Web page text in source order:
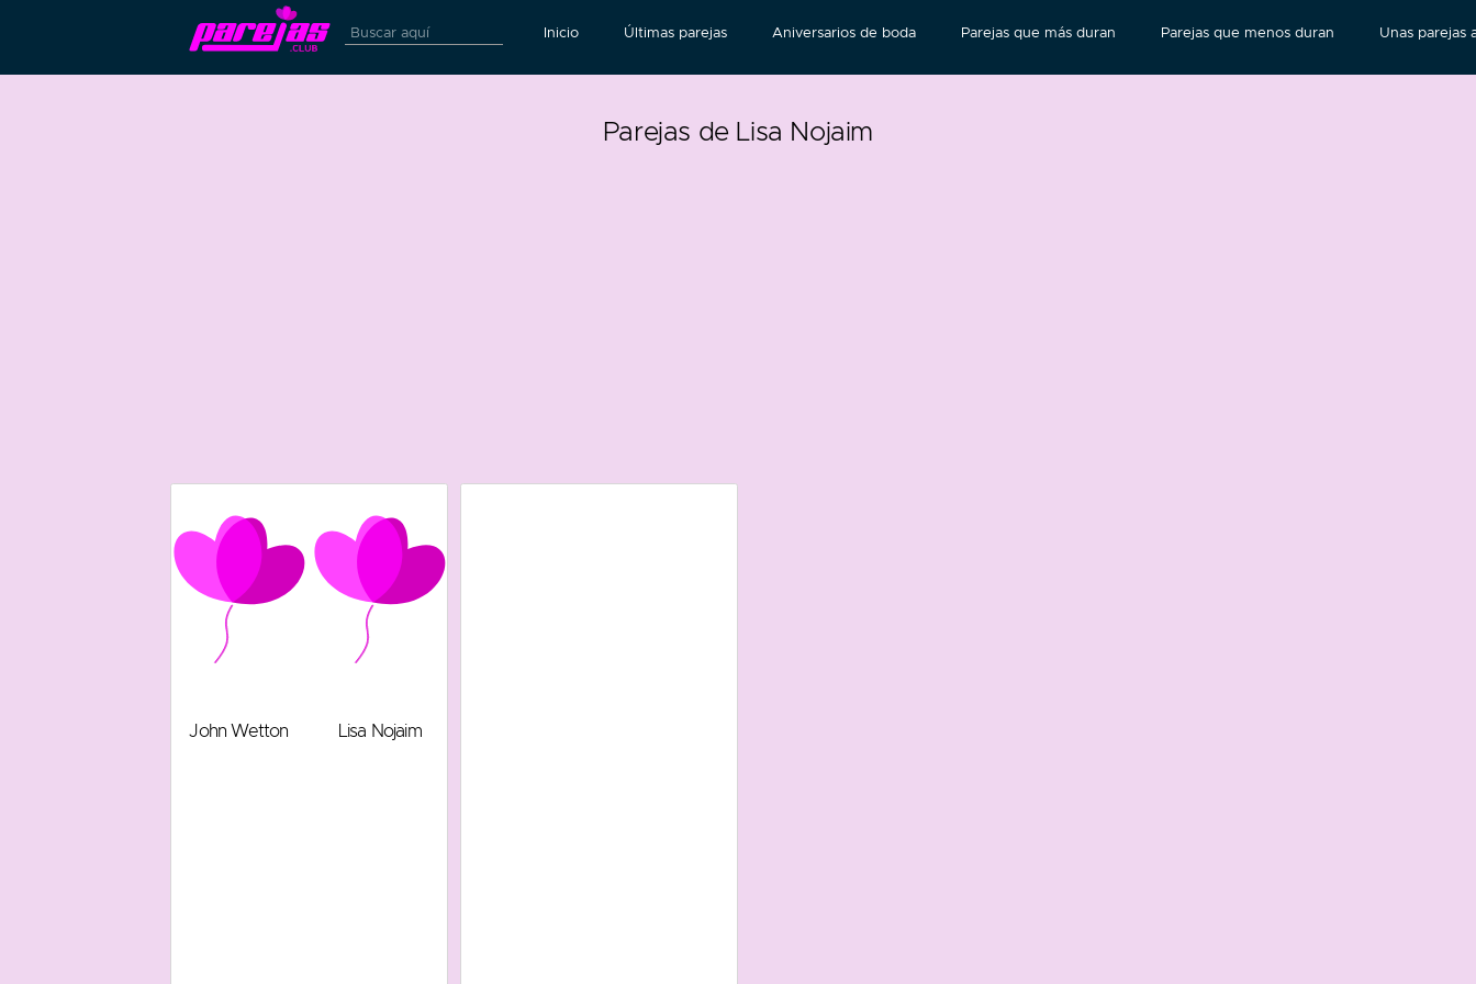
Inicio Últimas parejas Aniversarios de boda Parejas que más duran Parejas que menos duran Unas parejas
Parejas de Lisa Nojaim
John Wetton Lisa Nojaim